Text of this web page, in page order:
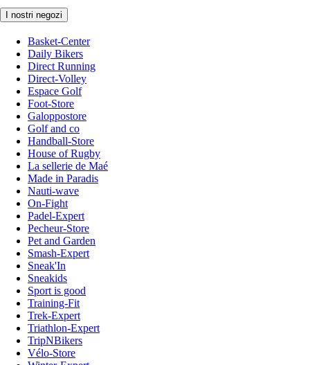
I nostri negozi
Basket-Center
Daily Bikers
Direct Running
Direct-Volley
Espace Golf
Foot-Store
Galoppostore
Golf and co
Handball-Store
House of Rugby
La sellerie de Maé
Made in Paradis
Nauti-wave
On-Fight
Padel-Expert
Pecheur-Store
Pet and Garden
Smash-Expert
Sneak'In
Sneakids
Sport is good
Training-Fit
Trek-Expert
Triathlon-Expert
TripNBikers
Vélo-Store